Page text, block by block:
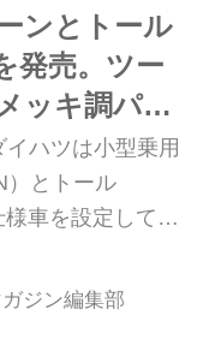
ンとトール
発売。ツー
ッキ調パー
ハツは小型乗用
）とトール
様車を設定して発
ジン編集部